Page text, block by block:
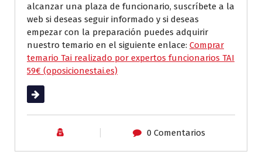
alcanzar una plaza de funcionario, suscríbete a la
web si deseas seguir informado y si deseas
empezar con la preparación puedes adquirir
nuestro temario en el siguiente enlace: Comprar
temario Tai realizado por expertos funcionarios TAI
59€ (oposicionestai.es)
Leer más
0 Comentarios